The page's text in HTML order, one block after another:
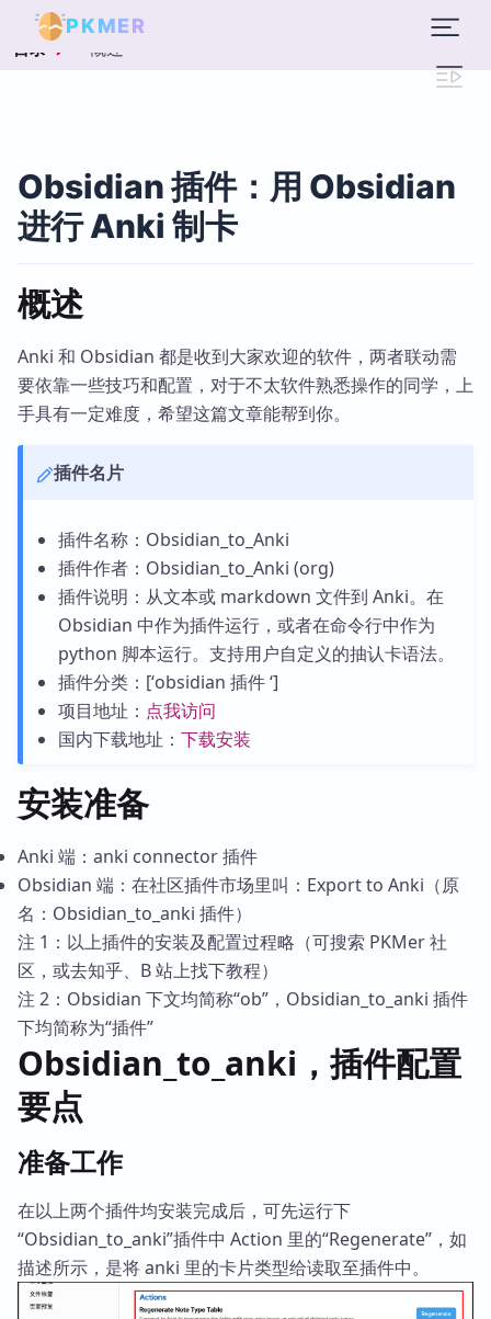
PKMER
目录 概述
Obsidian 插件：用 Obsidian
进行 Anki 制卡
概述
Anki 和 Obsidian 都是收到大家欢迎的软件，两者联动需
要依靠一些技巧和配置，对于不太软件熟悉操作的同学，上
手具有一定难度，希望这篇文章能帮到你。
插件名片
插件名称：Obsidian_to_Anki
插件作者：Obsidian_to_Anki (org)
插件说明：从文本或 markdown 文件到 Anki。在
Obsidian 中作为插件运行，或者在命令行中作为
python 脚本运行。支持用户自定义的抽认卡语法。
插件分类：[‘obsidian 插件 ‘]
项目地址： 点我访问
国内下载地址： 下载安装
安装准备
Anki 端：anki connector 插件
Obsidian 端：在社区插件市场里叫：Export to Anki（原
名：Obsidian_to_anki 插件）
注 1：以上插件的安装及配置过程略（可搜索 PKMer 社
区，或去知乎、B 站上找下教程）
注 2：Obsidian 下文均简称“ob”，Obsidian_to_anki 插件
下均简称为“插件”
Obsidian_to_anki，插件配置
要点
准备工作
在以上两个插件均安装完成后，可先运行下
“Obsidian_to_anki”插件中 Action 里的“Regenerate”，如
描述所示，是将 anki 里的卡片类型给读取至插件中。